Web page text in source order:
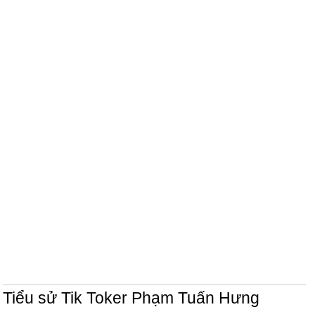
Tiểu sử Tik Toker Phạm Tuấn Hưng